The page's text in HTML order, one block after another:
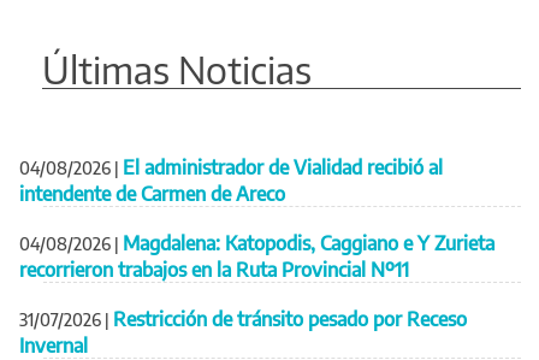
Últimas Noticias
04/08/2026 | El administrador de Vialidad recibió al
intendente de Carmen de Areco
04/08/2026 | Magdalena: Katopodis, Caggiano e Y Zurieta
recorrieron trabajos en la Ruta Provincial Nº11
31/07/2026 | Restricción de tránsito pesado por Receso
Invernal